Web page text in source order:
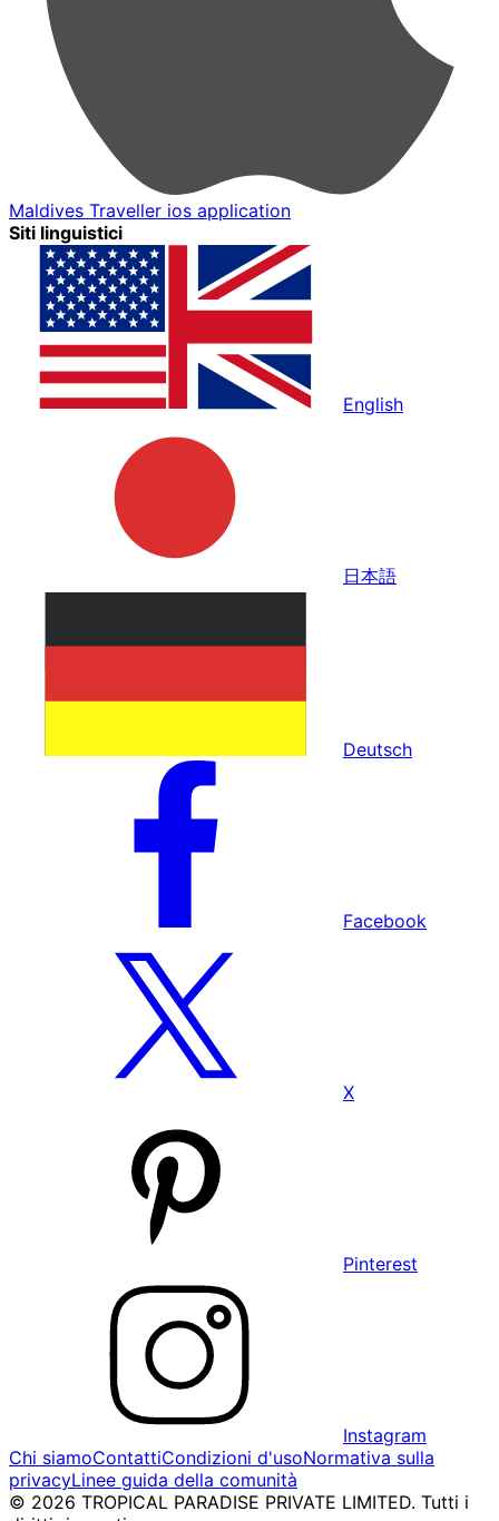
Maldives Traveller ios application
Siti linguistici
English
日本語
Deutsch
Facebook
X
Pinterest
Instagram
Chi siamoContattiCondizioni d'usoNormativa sulla
privacyLinee guida della comunità
© 2026 TROPICAL PARADISE PRIVATE LIMITED. Tutti i